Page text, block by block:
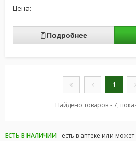
Цена:
Подробнее
1
Найдено товаров - 7,
ЕСТЬ В НАЛИЧИИ- есть в аптеке или